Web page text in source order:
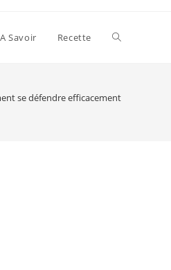
Savoir Recette Toggle
se défendre efficacement